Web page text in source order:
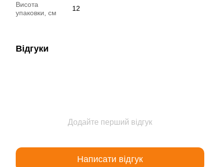
Висота
упаковки, см
12
Відгуки
Додайте перший відгук
Написати відгук